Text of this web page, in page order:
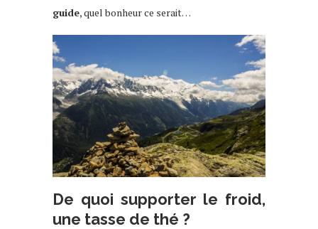
guide, quel bonheur ce serait…
De quoi supporter le froid,
une tasse de thé ?